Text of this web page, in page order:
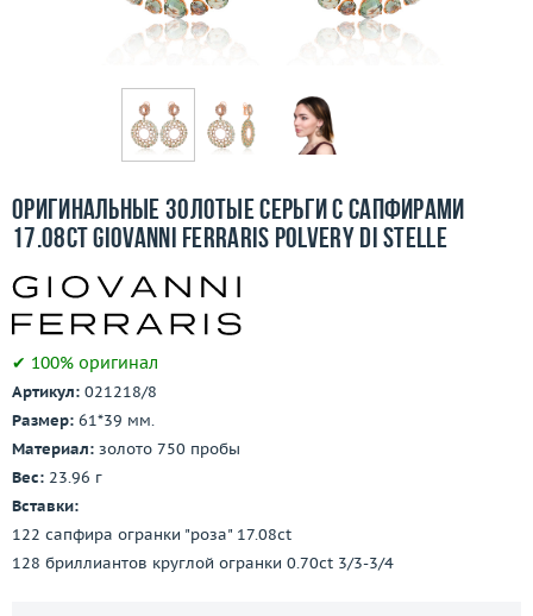
Покупка и оплата
Ломбард
Контакты
Оригинальные золотые серьги с сапфирами
17.08ct Giovanni Ferraris Polvery Di Stelle
✔ 100% оригинал
Артикул: 021218/8
Размер: 61*39 мм.
Материал: золото 750 пробы
Вес: 23.96 г
Вставки:
122 сапфира огранки "роза" 17.08ct
128 бриллиантов круглой огранки 0.70ct 3/3-3/4